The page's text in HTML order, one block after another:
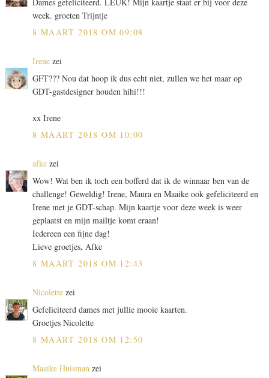
Dames gefeliciteerd. LEUK! Mijn kaartje staat er bij voor deze
week. groeten Trijntje
8 MAART 2018 OM 09:08
Irenezei
GFT??? Nou dat hoop ik dus echt niet, zullen we het maar op
GDT-gastdesigner houden hihi!!!
xx Irene
8 MAART 2018 OM 10:00
afkezei
Wow! Wat ben ik toch een bofferd dat ik de winnaar ben van de
challenge! Geweldig! Irene, Maura en Maaike ook gefeliciteerd en
Irene met je GDT-schap. Mijn kaartje voor deze week is weer
geplaatst en mijn mailtje komt eraan!
Iedereen een fijne dag!
Lieve groetjes, Afke
8 MAART 2018 OM 12:43
Nicolettezei
Gefeliciteerd dames met jullie mooie kaarten.
Groetjes Nicolette
8 MAART 2018 OM 12:50
Maaike Huismanzei